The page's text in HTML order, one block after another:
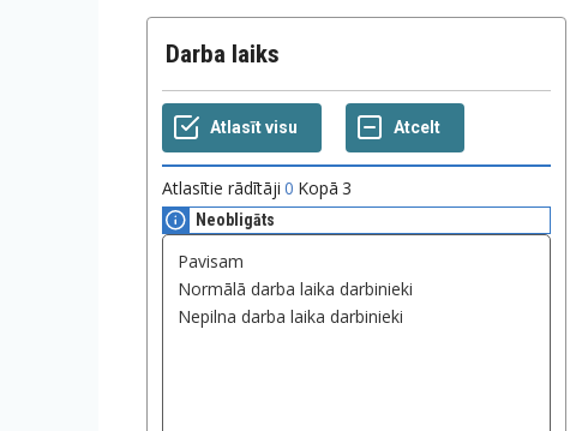
Darba laiks
Atlasītie rādītāji 0 Kopā 3
Neobligāts